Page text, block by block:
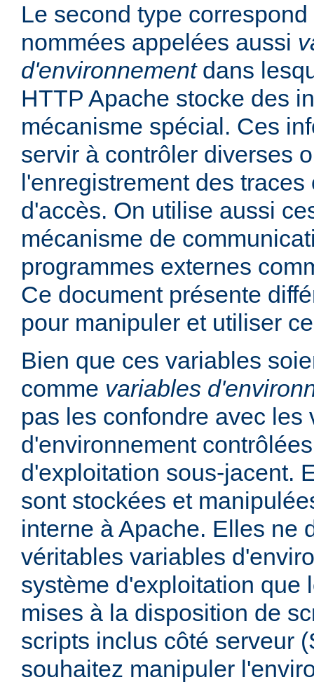
Le second type
nommées appelées aussi
d'environnementdans
HTTP Apache stocke des
mécanisme spécial. Ces
servir à contrôler diverses
l'enregistrement des traces
d'accès. On utilise aussi
mécanisme de
programmes externes
Ce document présente
pour manipuler et utiliser
Bien que ces variables
comme variables
pas les confondre avec les
d'environnement
d'exploitation sous-jacent.
sont stockées et
interne à Apache. Elles ne
véritables variables
système d'exploitation que
mises à la disposition de
scripts inclus côté serveur
souhaitez manipuler